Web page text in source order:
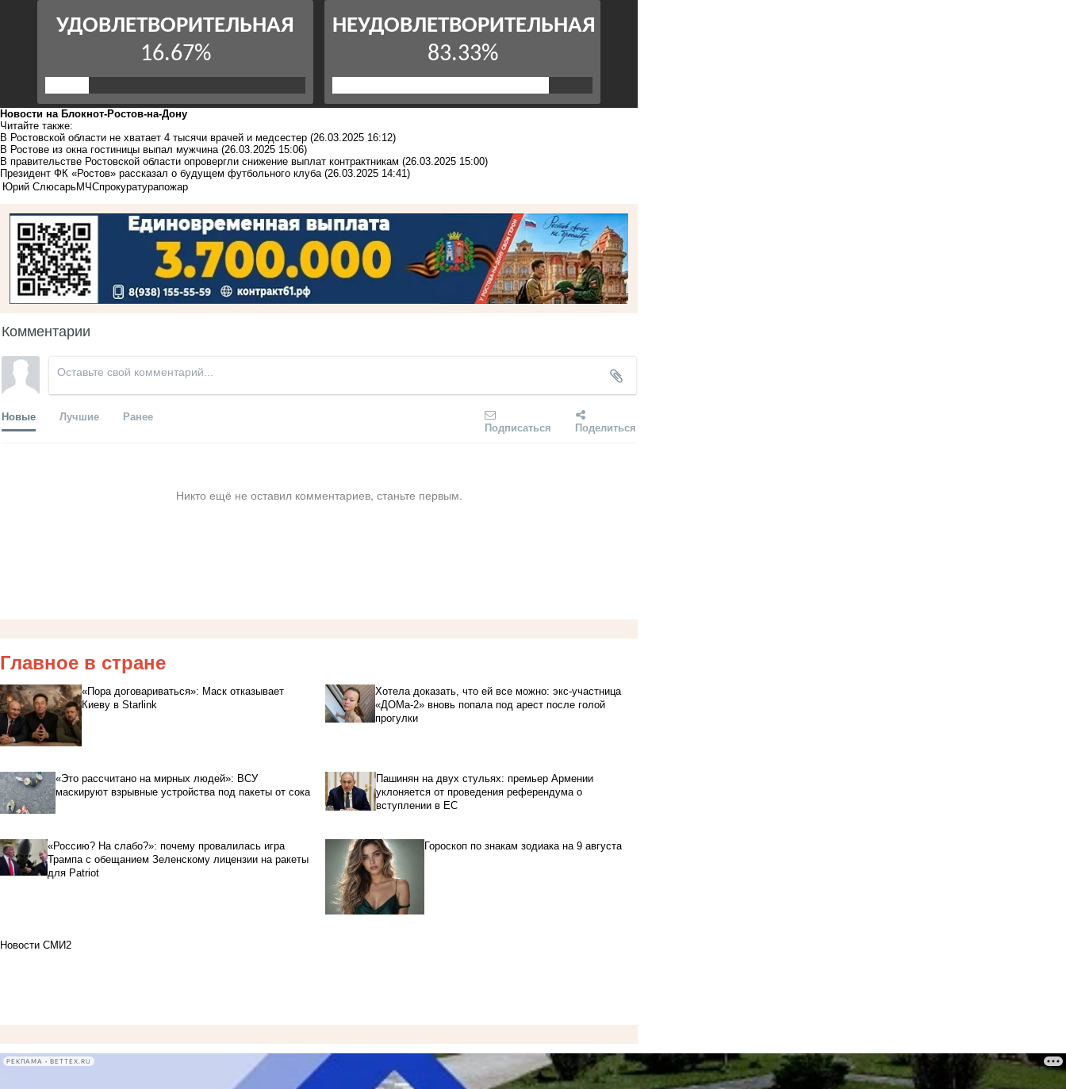
Новости на Блoкнoт-Ростов-на-Дону
Читайте также:
В Ростовской области не хватает 4 тысячи врачей и медсестер (26.03.2025 16:12)
В Ростове из окна гостиницы выпал мужчина (26.03.2025 15:06)
В правительстве Ростовской области опровергли снижение выплат контрактникам (26.03.2025 15:00)
Президент ФК «Ростов» рассказал о будущем футбольного клуба (26.03.2025 14:41)
Юрий СлюсарьМЧСпрокуратурапожар
Комментарии
Новые Лучшие Ранее
Подписаться Поделиться
Никто ещё не оставил комментариев, станьте первым.
Главное в стране
«Пора договариваться»: Маск отказывает
Киеву в Starlink
Хотела доказать, что ей все можно: экс-участница
«ДОМа-2» вновь попала под арест после голой
прогулки
«Это рассчитано на мирных людей»: ВСУ
маскируют взрывные устройства под пакеты от сока
Пашинян на двух стульях: премьер Армении
уклоняется от проведения референдума о
вступлении в ЕС
«Россию? На слабо?»: почему провалилась игра
Трампа с обещанием Зеленскому лицензии на ракеты
для Patriot
Гороскоп по знакам зодиака на 9 августа
Новости СМИ2
РЕКЛАМА • BETTEX.RU